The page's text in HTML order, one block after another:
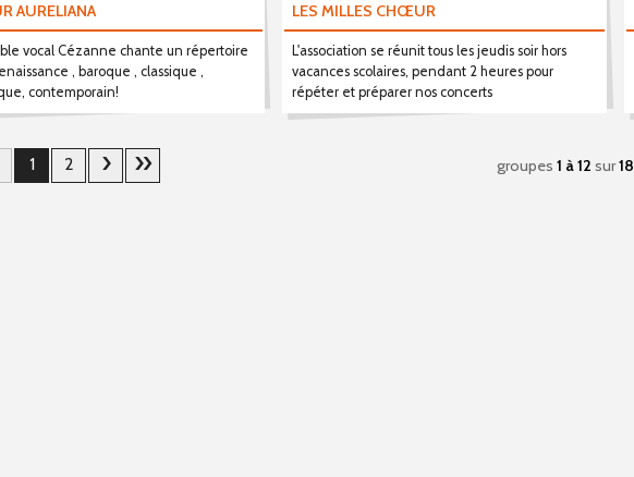
AURELIANA
vocal Cézanne chante un répertoire
, baroque , classique ,
contemporain!
LES MILLES CHŒUR
L'association se réunit tous les jeudis soir hors
vacances scolaires, pendant 2 heures pour
répéter et préparer nos concerts
groupes 1 à 12 sur18
1 2